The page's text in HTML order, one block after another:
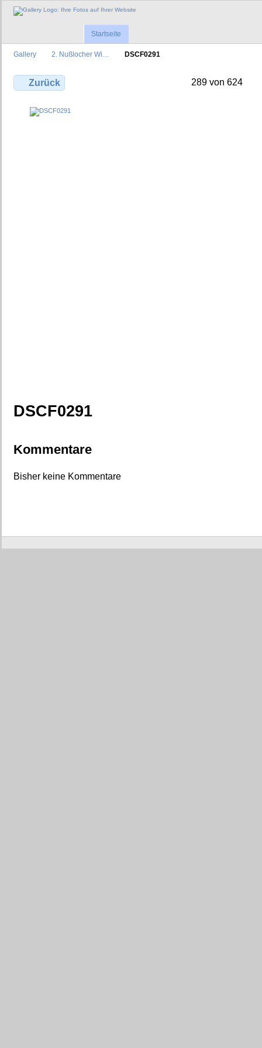
Startseite
Gallery 2. Nußlocher Wi… DSCF0291
Zurück 289 von 624
DSCF0291
Kommentare
Bisher keine Kommentare